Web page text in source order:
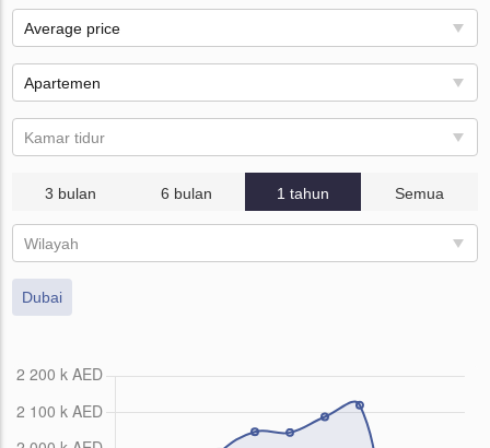
Average price
Apartemen
Kamar tidur
3 bulan 6 bulan 1 tahun Semua
Wilayah
Dubai